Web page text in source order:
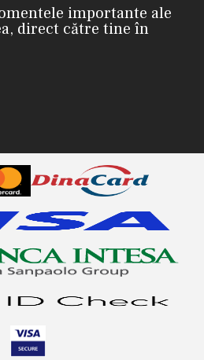
importante ale
direct către tine în